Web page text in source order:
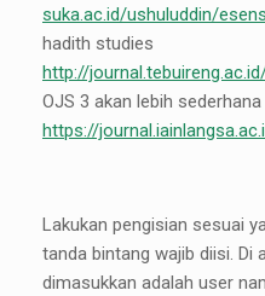
suka.ac.id/ushuluddin/
hadith studies
http://
OJS 3 akan lebih
https://
Lakukan pengisian sesuai
tanda bintang wajib diisi. Di
dimasukkan adalah user